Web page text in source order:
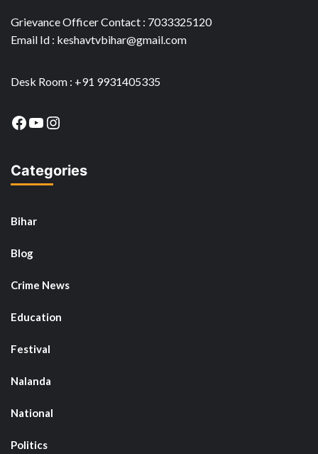
Grievance Officer Contact : 7033325120
Email Id : keshavtvbihar@gmail.com
Desk Room : +91 9931405335
Facebook
YouTube
Instagram
Categories
Bihar
Blog
Crime News
Education
Festival
Nalanda
National
Politics